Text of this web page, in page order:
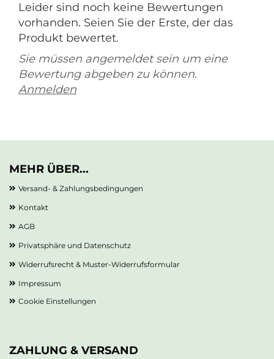
Leider sind noch keine Bewertungen
vorhanden. Seien Sie der Erste, der das
Produkt bewertet.
Sie müssen angemeldet sein um eine
Bewertung abgeben zu können.
Anmelden
MEHR ÜBER...
Versand- & Zahlungsbedingungen
Kontakt
AGB
Privatsphäre und Datenschutz
Widerrufsrecht & Muster-Widerrufsformular
Impressum
Cookie Einstellungen
ZAHLUNG & VERSAND